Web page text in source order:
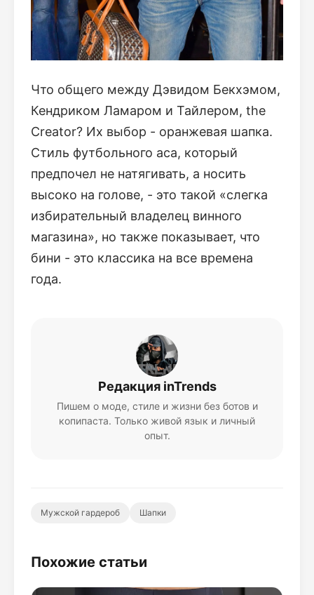
Что общего между Дэвидом Бекхэмом,
Кендриком Ламаром и Тайлером, the
Creator? Их выбор - оранжевая шапка.
Стиль футбольного аса, который
предпочел не натягивать, а носить
высоко на голове, - это такой «слегка
избирательный владелец винного
магазина», но также показывает, что
бини - это классика на все времена
года.
Редакция inTrends
Пишем о моде, стиле и жизни без ботов и
копипаста. Только живой язык и личный
опыт.
Мужской гардероб Шапки
Похожие статьи